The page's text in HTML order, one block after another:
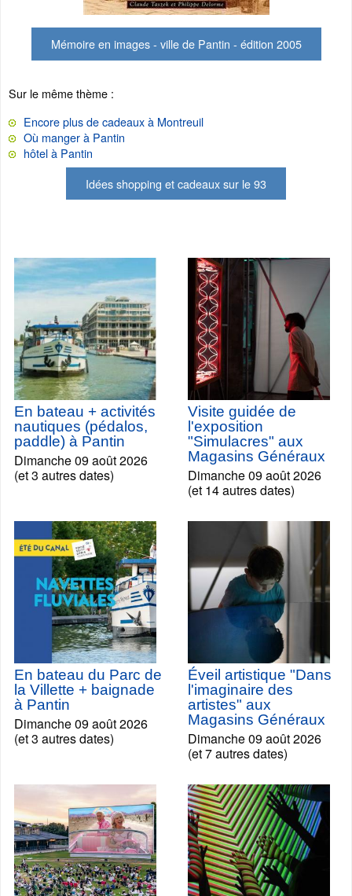
Mémoire en images - ville de Pantin - édition 2005
Sur le même thème :
Encore plus de cadeaux à Montreuil
Où manger à Pantin
hôtel à Pantin
Idées shopping et cadeaux sur le 93
En bateau + activités
nautiques (pédalos,
paddle) à Pantin
Dimanche 09 août 2026
(et 3 autres dates)
Visite guidée de
l'exposition
"Simulacres" aux
Magasins Généraux
Dimanche 09 août 2026
(et 14 autres dates)
En bateau du Parc de
la Villette + baignade
à Pantin
Dimanche 09 août 2026
(et 3 autres dates)
Éveil artistique "Dans
l'imaginaire des
artistes" aux
Magasins Généraux
Dimanche 09 août 2026
(et 7 autres dates)